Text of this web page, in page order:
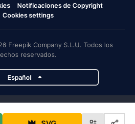
Notificaciones de Copyright
Cookies settings
Freepik Company S.L.U. Todos los
reservados.
Español